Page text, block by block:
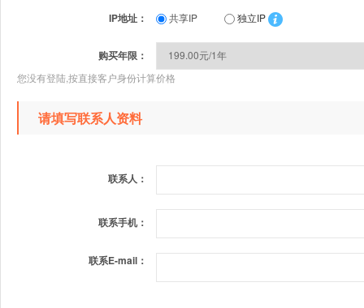
IP地址： 共享IP 独立IP
购买年限：
您没有登陆,按直接客户身份计算价格
请填写联系人资料
联系人：
联系手机：
联系E-mail：